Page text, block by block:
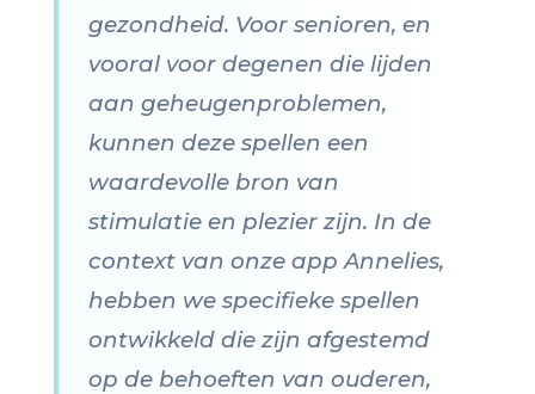
gezondheid. Voor senioren, en
vooral voor degenen die lijden
aan geheugenproblemen,
kunnen deze spellen een
waardevolle bron van
stimulatie en plezier zijn. In de
context van onze app Annelies,
hebben we specifieke spellen
ontwikkeld die zijn afgestemd
op de behoeften van ouderen,